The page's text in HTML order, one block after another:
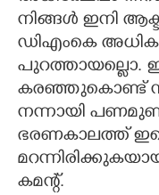
നിങ്ങൾ ഇനി
ഡിഎംകെ
പുറത്തായല്ലൊ.
കരഞ്ഞുകൊണ്ട്
നന്നായി
ഭരണകാലത്ത്
കമന്റ്.